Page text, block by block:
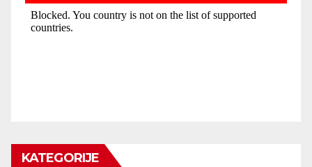
KATEGORIJE